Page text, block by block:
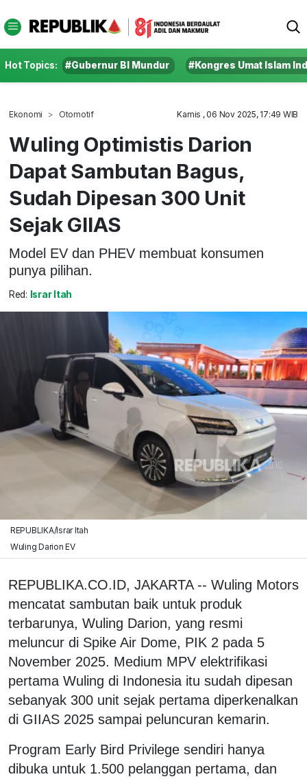
Hot Topics: #Gubernur BI Mundur #Kongres Umat Islam
Ekonomi Otomotif Kamis , 06 Nov 2025, 17:49 WIB
Wuling Optimistis Darion
Dapat Sambutan Bagus,
Sudah Dipesan 300 Unit
Sejak GIIAS
Model EV dan PHEV membuat konsumen
punya pilihan.
Red: Israr Itah
REPUBLIKA/Israr Itah
Wuling Darion EV
REPUBLIKA.CO.ID, JAKARTA -- Wuling Motors
mencatat sambutan baik untuk produk
terbarunya, Wuling Darion, yang resmi
meluncur di Spike Air Dome, PIK 2 pada 5
November 2025. Medium MPV elektrifikasi
pertama Wuling di Indonesia itu sudah dipesan
sebanyak 300 unit sejak pertama diperkenalkan
di GIIAS 2025 sampai peluncuran kemarin.
Program Early Bird Privilege sendiri hanya
dibuka untuk 1.500 pelanggan pertama, dan